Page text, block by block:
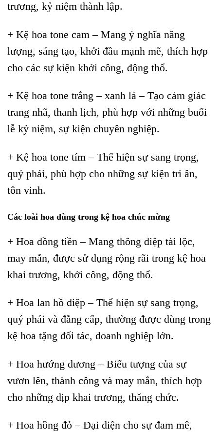
trương, kỷ niệm thành lập.
+ Kệ hoa tone cam – Mang ý nghĩa năng
lượng, sáng tạo, khởi đầu mạnh mẽ, thích hợp
cho các sự kiện khởi công, động thổ.
+ Kệ hoa tone trắng – xanh lá – Tạo cảm giác
trang nhã, thanh lịch, phù hợp với những buổi
lễ kỷ niệm, sự kiện chuyên nghiệp.
+ Kệ hoa tone tím – Thể hiện sự sang trọng,
quý phái, phù hợp cho những sự kiện tri ân,
tôn vinh.
Các loài hoa dùng trong kệ hoa chúc mừng
+ Hoa đồng tiền – Mang thông điệp tài lộc,
may mắn, được sử dụng rộng rãi trong kệ hoa
khai trương, khởi công, động thổ.
+ Hoa lan hồ điệp – Thể hiện sự sang trọng,
quý phái và đẳng cấp, thường được dùng trong
kệ hoa tặng đối tác, doanh nghiệp lớn.
+ Hoa hướng dương – Biểu tượng của sự
vươn lên, thành công và may mắn, thích hợp
cho những dịp khai trương, thăng chức.
+ Hoa hồng đỏ – Đại diện cho sự đam mê,